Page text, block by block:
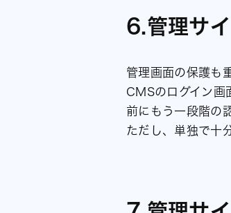
6.管理サ
管理画面の保護も
CMSのログイン画
前にもう一段階の
ただし、単独で十